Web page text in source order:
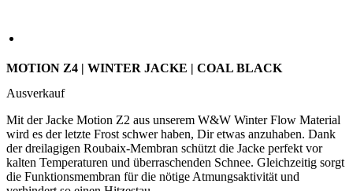
wird es der letzte Frost schwer haben, Dir etwas anzuhaben. Dank
kalten Temperaturen und überraschenden Schnee. Gleichzeitig sorgt
verhindert so einen Hitzestau.
FARBE